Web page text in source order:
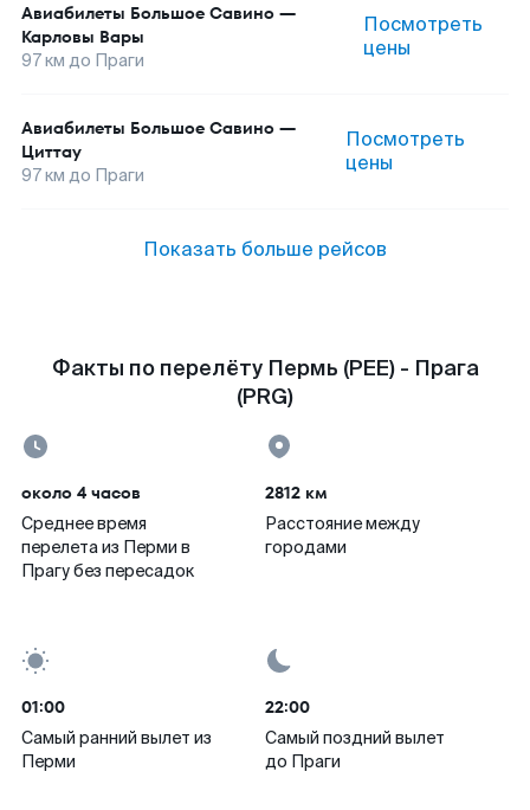
Авиабилеты Большое Савино —
Карловы Вары
97км до Праги
Посмотреть
цены
Авиабилеты Большое Савино —
Циттау
97км до Праги
Посмотреть
цены
Показать больше рейсов
Факты по перелёту Пермь (PEE) - Прага
(PRG)
около 4 часов
Среднее время
перелета из Перми в
Прагу без пересадок
2812 км
Расстояние между
городами
01:00
Самый ранний вылет из
Перми
22:00
Самый поздний вылет
до Праги